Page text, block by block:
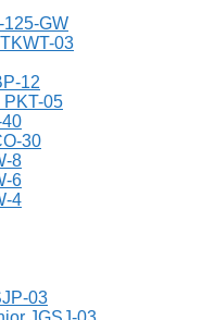
GW
03
12
PKT-05
30
8
6
4
03